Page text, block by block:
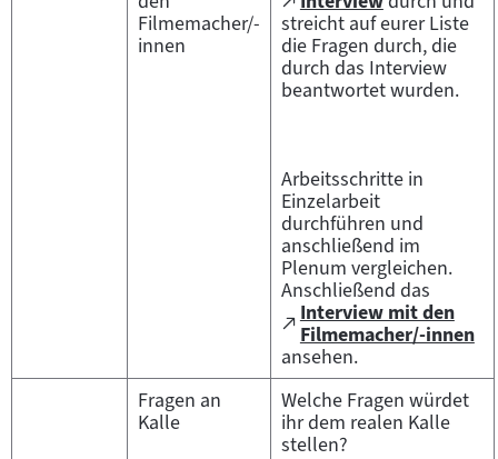
Filmemacher/-
innen
externen
Inhalt:
(öffnet
im
neuen
Tab)
streicht auf eurer Liste
die Fragen durch, die
durch das Interview
beantwortet wurden.
Arbeitsschritte in
Einzelarbeit
durchführen und
anschließend im
Plenum vergleichen.
Anschließend das
Zum
externen
Inhalt:
Interview mit den
Filmemacher/-innen
(öffnet
im
neuen
Tab)
ansehen.
Fragen an
Kalle
Welche Fragen würdet
ihr dem realen Kalle
stellen?